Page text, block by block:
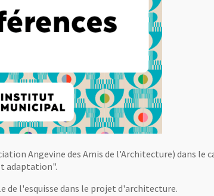
Angevine des Amis de l'Architecture) dans le
adaptation".
de l'esquisse dans le projet d'architecture.